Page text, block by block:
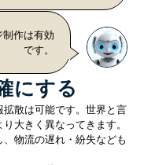
作は有効
です。
にする
散は可能です。世界と言
大きく異なってきます。
物流の遅れ・紛失なども